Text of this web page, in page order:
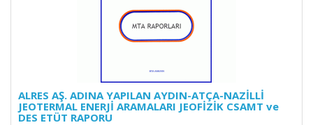
ALRES AŞ. ADINA YAPILAN AYDIN-ATÇA-NAZİLLİ
JEOTERMAL ENERJİ ARAMALARI JEOFİZİK CSAMT ve
DES ETÜT RAPORU